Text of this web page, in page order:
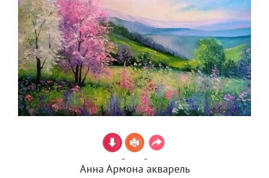
Анна Армона акварель